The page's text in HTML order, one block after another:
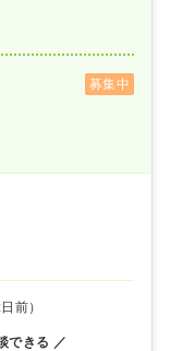
募集中
前）
できる